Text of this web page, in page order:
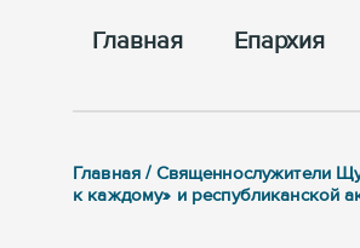
Главная Епархия
Главная / Священнослужители
к каждому» и республиканской